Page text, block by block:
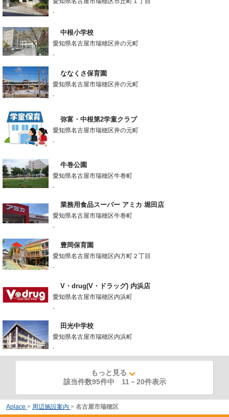
-
中根小学校
愛知県名古屋市瑞穂区井の元町
-
ななくさ保育園
愛知県名古屋市瑞穂区井の元町
-
弥富・中根第2学童クラブ
愛知県名古屋市瑞穂区井の元町
-
牛巻公園
愛知県名古屋市瑞穂区牛巻町
-
業務用食品スーパー アミカ 堀田店
愛知県名古屋市瑞穂区牛巻町
-
豊岡保育園
愛知県名古屋市瑞穂区内方町２丁目
-
V・drug(V・ドラッグ) 内浜店
愛知県名古屋市瑞穂区内浜町
-
田光中学校
愛知県名古屋市瑞穂区内浜町
-
もっと見る
該当件数95件中 11 －20件表示
Aplace > 周辺施設案内 > 名古屋市瑞穂区